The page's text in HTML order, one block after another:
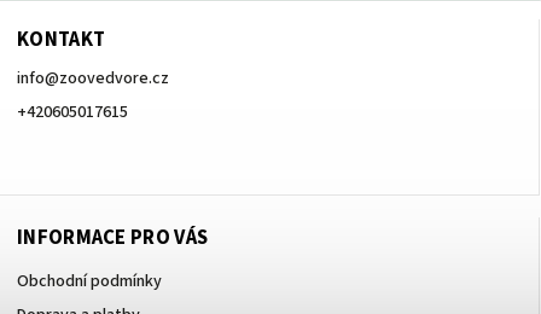
KONTAKT
info@zoovedvore.cz
+420605017615
INFORMACE PRO VÁS
Obchodní podmínky